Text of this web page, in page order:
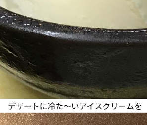
デザートに冷た〜いアイスクリームを